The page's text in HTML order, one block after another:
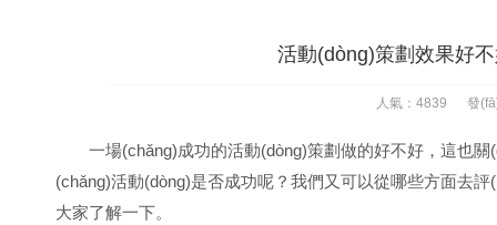
活動(dòng)策劃效果好不好
人氣：4839 發
一場(chǎng)成功的活動(dòng)策劃做的好不好，這也關
(chǎng)活動(dòng)是否成功呢？我們又可以從哪些方面去評
大家了解一下。